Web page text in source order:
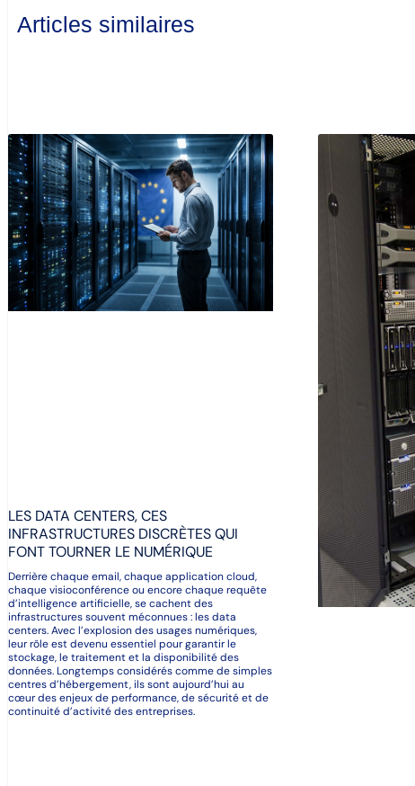
Articles similaires
LES DATA CENTERS, CES
INFRASTRUCTURES DISCRÈTES QUI
FONT TOURNER LE NUMÉRIQUE
Derrière chaque email, chaque application cloud,
chaque visioconférence ou encore chaque requête
d’intelligence artificielle, se cachent des
infrastructures souvent méconnues : les data
centers. Avec l’explosion des usages numériques,
leur rôle est devenu essentiel pour garantir le
stockage, le traitement et la disponibilité des
données. Longtemps considérés comme de simples
centres d’hébergement, ils sont aujourd’hui au
cœur des enjeux de performance, de sécurité et de
continuité d’activité des entreprises.